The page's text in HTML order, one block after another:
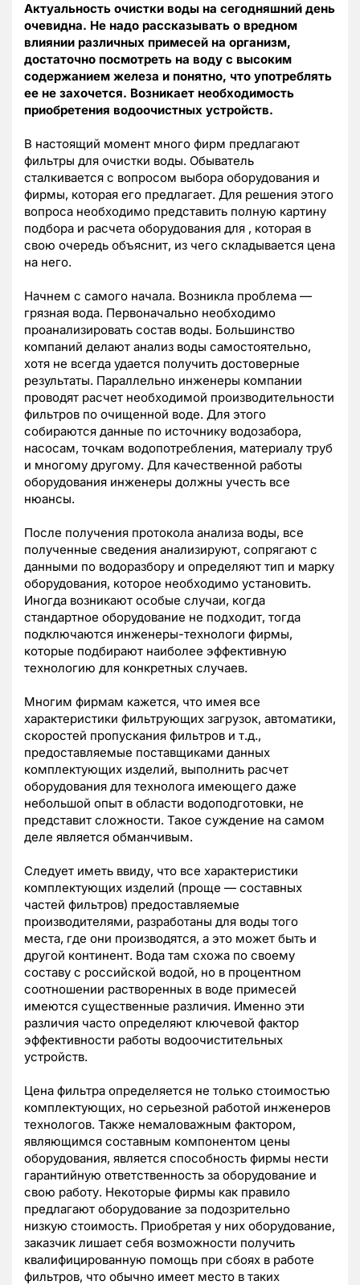
Актуальность очистки воды на сегодняшний день
очевидна. Не надо рассказывать о вредном
влиянии различных примесей на организм,
достаточно посмотреть на воду с высоким
содержанием железа и понятно, что употреблять
ее не захочется. Возникает необходимость
приобретения водоочистных устройств.
В настоящий момент много фирм предлагают
фильтры для очистки воды. Обыватель
сталкивается с вопросом выбора оборудования и
фирмы, которая его предлагает. Для решения этого
вопроса необходимо представить полную картину
подбора и расчета оборудования для , которая в
свою очередь объяснит, из чего складывается цена
на него.
Начнем с самого начала. Возникла проблема —
грязная вода. Первоначально необходимо
проанализировать состав воды. Большинство
компаний делают анализ воды самостоятельно,
хотя не всегда удается получить достоверные
результаты. Параллельно инженеры компании
проводят расчет необходимой производительности
фильтров по очищенной воде. Для этого
собираются данные по источнику водозабора,
насосам, точкам водопотребления, материалу труб
и многому другому. Для качественной работы
оборудования инженеры должны учесть все
нюансы.
После получения протокола анализа воды, все
полученные сведения анализируют, сопрягают с
данными по водоразбору и определяют тип и марку
оборудования, которое необходимо установить.
Иногда возникают особые случаи, когда
стандартное оборудование не подходит, тогда
подключаются инженеры-технологи фирмы,
которые подбирают наиболее эффективную
технологию для конкретных случаев.
Многим фирмам кажется, что имея все
характеристики фильтрующих загрузок, автоматики,
скоростей пропускания фильтров и т.д.,
предоставляемые поставщиками данных
комплектующих изделий, выполнить расчет
оборудования для технолога имеющего даже
небольшой опыт в области водоподготовки, не
представит сложности. Такое суждение на самом
деле является обманчивым.
Следует иметь ввиду, что все характеристики
комплектующих изделий (проще — составных
частей фильтров) предоставляемые
производителями, разработаны для воды того
места, где они производятся, а это может быть и
другой континент. Вода там схожа по своему
составу с российской водой, но в процентном
соотношении растворенных в воде примесей
имеются существенные различия. Именно эти
различия часто определяют ключевой фактор
эффективности работы водоочистительных
устройств.
Цена фильтра определяется не только стоимостью
комплектующих, но серьезной работой инженеров
технологов. Также немаловажным фактором,
являющимся составным компонентом цены
оборудования, является способность фирмы нести
гарантийную ответственность за оборудование и
свою работу. Некоторые фирмы как правило
предлагают оборудование за подозрительно
низкую стоимость. Приобретая у них оборудование,
заказчик лишает себя возможности получить
квалифицированную помощь при сбоях в работе
фильтров, что обычно имеет место в таких